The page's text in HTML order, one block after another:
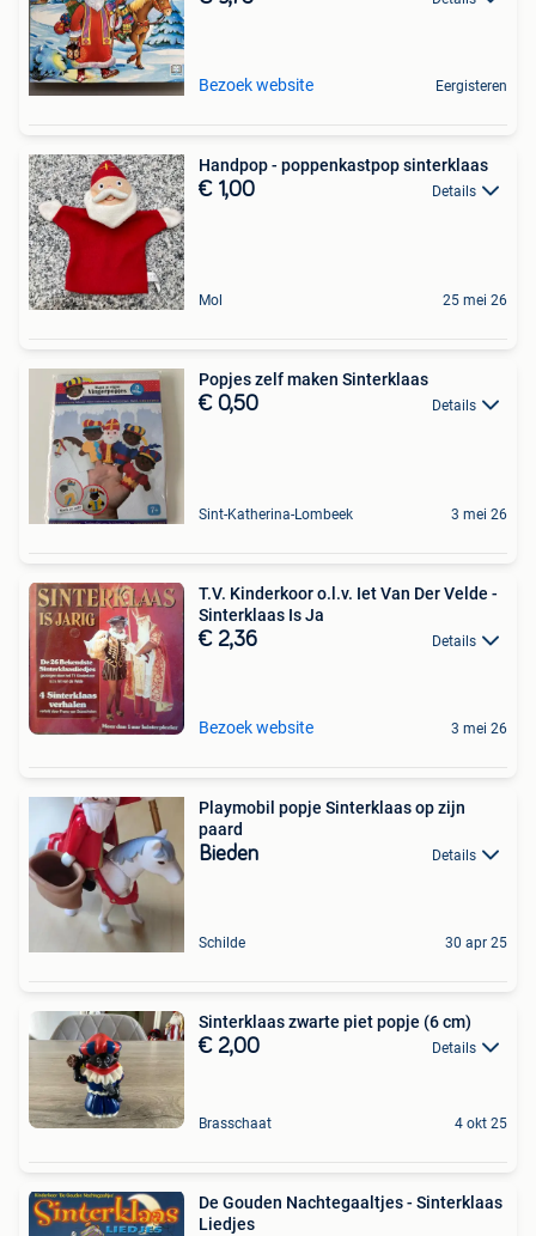
Bezoek website Eergisteren
Handpop - poppenkastpop sinterklaas
€ 1,00 Details
Mol 25 mei 26
Popjes zelf maken Sinterklaas
€ 0,50 Details
Sint-Katherina-Lombeek 3 mei 26
T.V. Kinderkoor o.l.v. Iet Van Der Velde -
Sinterklaas Is Ja
€ 2,36 Details
Bezoek website 3 mei 26
Playmobil popje Sinterklaas op zijn
paard
Bieden Details
Schilde 30 apr 25
Sinterklaas zwarte piet popje (6 cm)
€ 2,00 Details
Brasschaat 4 okt 25
De Gouden Nachtegaaltjes - Sinterklaas
Liedjes